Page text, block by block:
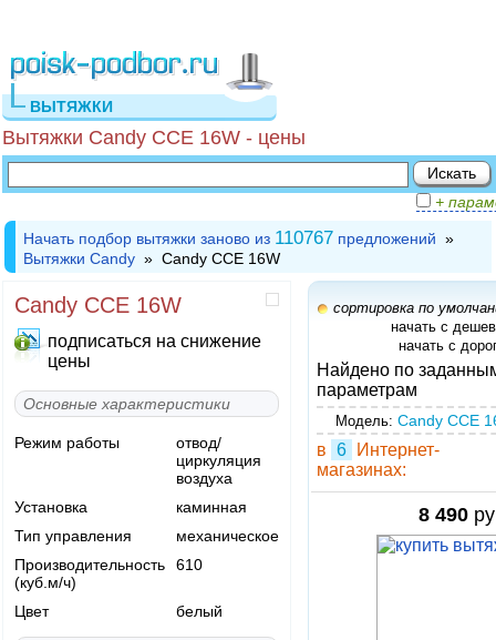
ВЫТЯЖКИ
Вытяжки Candy CCE 16W - цены
+
Начать подбор вытяжки заново из 110767 предложений »
Вытяжки Candy » Candy CCE 16W
Candy CCE 16W
подписаться на снижение
цены
Основные характеристики
Режим работы
отвод/
циркуляция
воздуха
Установка
каминная
Тип управления
механическое
Производительность
(куб.м/ч)
610
Цвет белый
сортировка по
начать с
начать с
Найдено по
параметрам
Модель: Candy CCE
в 6
Интернет-
магазинах:
8 490